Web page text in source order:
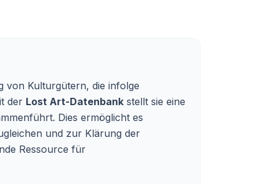
von Kulturgütern, die infolge
der Lost Art-Datenbank stellt sie eine
Dies ermöglicht es
und zur Klärung der
Ressource für